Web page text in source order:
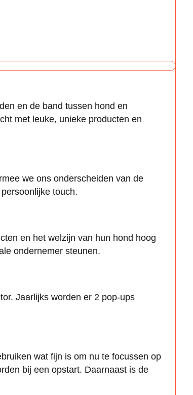
en de band tussen hond en
met leuke, unieke producten en
we ons onderscheiden van de
touch.
en het welzijn van hun hond hoog
ondernemer steunen.
Jaarlijks worden er 2 pop-ups
wat fijn is om nu te focussen op
bij een opstart. Daarnaast is de